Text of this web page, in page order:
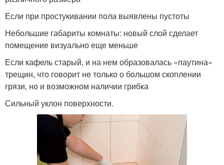
Если при простукивании пола выявлены пустоты
Небольшие габариты комнаты: новый слой сделает
помещение визуально еще меньше
Если кафель старый, и на нем образовалась «паутина»
трещин, что говорит не только о большом скоплении
грязи, но и возможном наличии грибка
Сильный уклон поверхности.